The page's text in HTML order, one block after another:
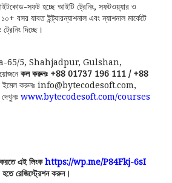
সফট হচ্ছে আইটি ট্রেনিং, সফটওয়্যার ও
বসর যাবত ইন্ট্যারন্যাশনাল এবং ন্যাশনাল মার্কেটে
দিচ্ছে।
65/5, Shahjadpur, Gulshan,
কল করুনঃ +88 01737 196 111 / +88
ইমেল করুনঃ info@bytecodesoft.com,
www.bytecodesoft.com/courses
এই লিংকhttps://wp.me/P84Fkj-6sI
হতে রেজিস্ট্রেশন করুন।